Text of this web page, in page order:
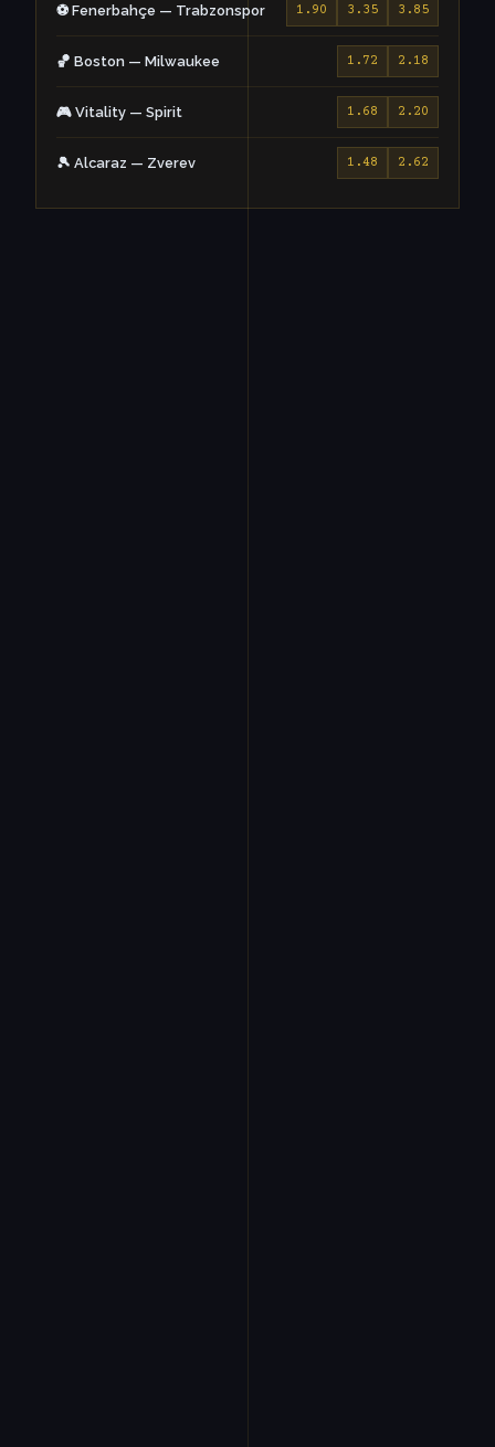
⚽ Fenerbahçe — Trabzonspor 1.90 3.35 3.85
🏀 Boston — Milwaukee 1.72 2.18
🎮 Vitality — Spirit 1.68 2.20
🎾 Alcaraz — Zverev 1.48 2.62